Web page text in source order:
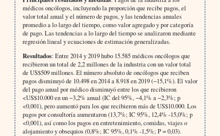
médicos oncólogos, incluyendo la proporción que recibe pagos, el
valor total anual y el número de pagos, y las tendencias anuales
promedio a lo largo del tiempo, como valor agregado y por categoría
de pago. Las tendencias a lo largo del tiempo se analizaron mediante
regresión lineal y ecuaciones de estimación generalizadas.
Resultados: Entre 2014 y 2019 hubo 15.585 médicos oncólogos que
recibieron un total de 2,2 millones de la industria con un valor total
de US$509 millones. El número absoluto de oncólogos que reciben
pagos disminuyó de 10.498 en 2014 a 8.918 en 2019 (−15,1%). El valor
del pago anual por médico disminuyó entre los que recibieron
<US$10.000 en un −3,2% anual (IC del 95%, −4,1% a −2,3%; p
<0,001), pero aumentó para los que recibieron más de US$10.000. Los
pagos por consultoría aumentaron (13,7%; IC 95%, 12,4% -15,0%; p
<0,001), así como los pagos en entretenimiento, comidas, viajes o
alojamiento y obsequios (0,8%; IC 95%, 0,1% -1,5%; P = 0,03).